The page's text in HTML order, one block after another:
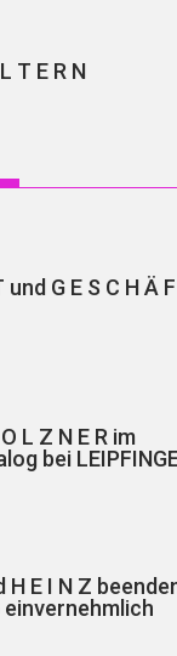
T E R N
G E S C H Ä
L Z N E R im
bei
H E I N Z
einvernehmlich